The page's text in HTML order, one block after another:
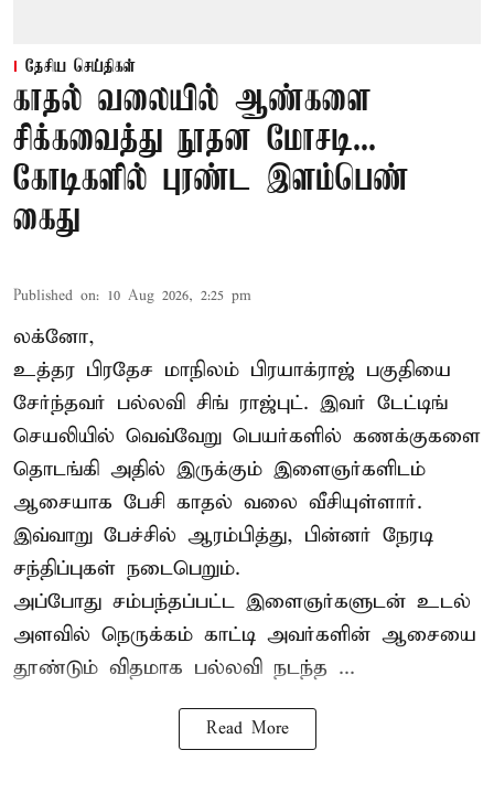
தேசிய செய்திகள்
காதல் வலையில் ஆண்களை
சிக்கவைத்து நூதன மோசடி...
கோடிகளில் புரண்ட இளம்பெண்
கைது
Published on: 10 Aug 2026, 2:25 pm
லக்னோ,
உத்தர பிரதேச மாநிலம் பிரயாக்ராஜ் பகுதியை
சேர்ந்தவர் பல்லவி சிங் ராஜ்புட். இவர் டேட்டிங்
செயலியில் வெவ்வேறு பெயர்களில் கணக்குகளை
தொடங்கி அதில் இருக்கும் இளைஞர்களிடம்
ஆசையாக பேசி காதல் வலை வீசியுள்ளார்.
இவ்வாறு பேச்சில் ஆரம்பித்து, பின்னர் நேரடி
சந்திப்புகள் நடைபெறும்.
அப்போது சம்பந்தப்பட்ட இளைஞர்களுடன் உடல்
அளவில் நெருக்கம் காட்டி அவர்களின் ஆசையை
தூண்டும் விதமாக பல்லவி நடந்த ...
Read More